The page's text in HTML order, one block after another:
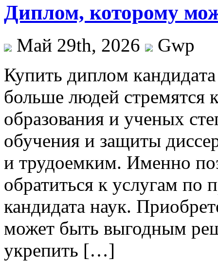
Диплом, которому
Май 29th, 2026
Gwp
Купить диплoм
больше людей стремятся
образования и ученых
обучения и защиты
и трудоемким. Именно
обратиться к услугам по
кандидата наук.
может быть выгодным
укрепить […]